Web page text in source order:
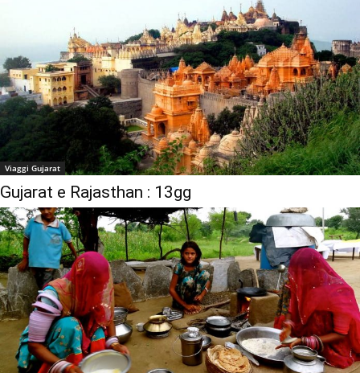
Viaggi Gujarat
Gujarat e Rajasthan : 13gg